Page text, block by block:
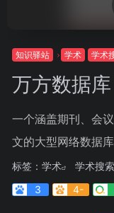
知识驿站 学术 学术
万方数据库
一个涵盖期刊、会
文的大型网络数据库
标签： 学术 学术搜索
3
4-